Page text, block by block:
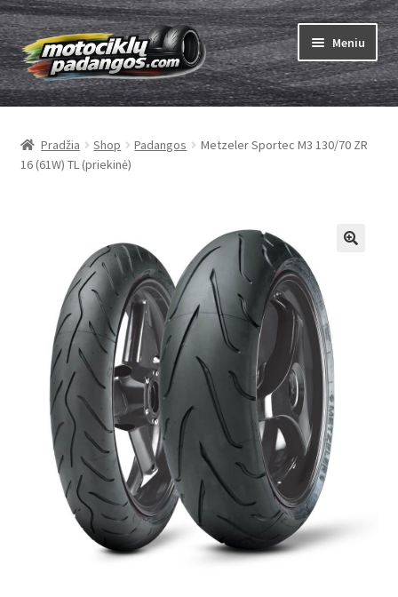
Pereiti
prie
meniu
Pereiti
prie
turinio
Meniu
Padangos
menu
Kameros
menu
Kaip užsisakyti
Brand
Kontaktai
Pradžia Shop Padangos
Metzeler Sportec M3 130/70 ZR
16 (61W) TL (priekinė)